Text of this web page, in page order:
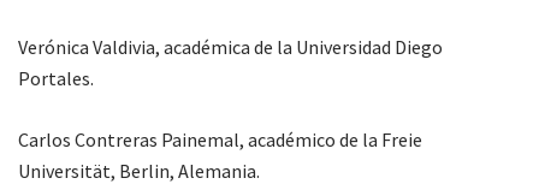
Verónica Valdivia, académica de la Universidad Diego
Portales.
Carlos Contreras Painemal, académico de la Freie
Universität, Berlin, Alemania.